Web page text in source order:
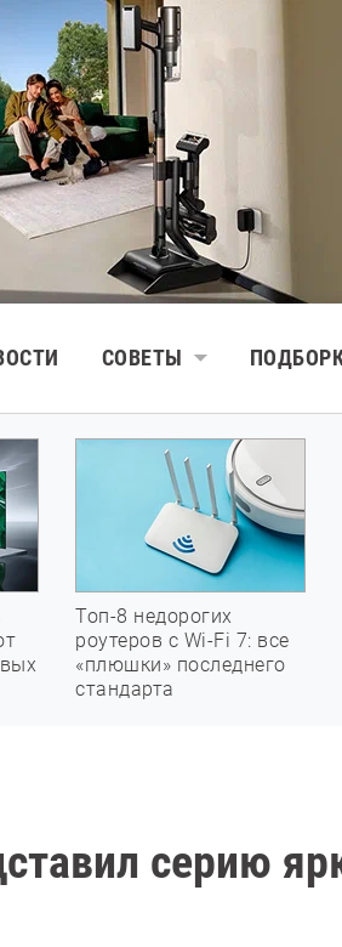
СОВЕТЫ
Топ-8 недорогих
роутеров с Wi-Fi 7: все
«плюшки» последнего
стандарта
серию